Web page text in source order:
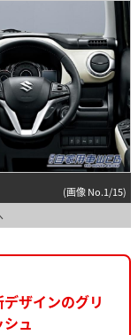
(画像 No.1/15)
ザインのグリ
ュ